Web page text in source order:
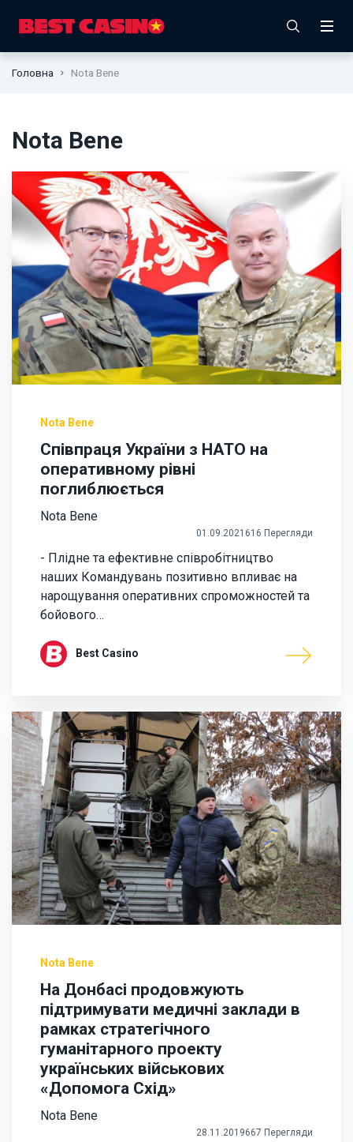
Головна Nota Bene
Nota Bene
Nota Bene
Співпраця України з НАТО на
оперативному рівні
поглиблюється
Nota Bene
01.09.2021 616 Перегляди
- Плідне та ефективне співробітництво
наших Командувань позитивно впливає на
нарощування оперативних спроможностей та
бойового…
Best Casino
Nota Bene
На Донбасі продовжують
підтримувати медичні заклади в
рамках стратегічного
гуманітарного проекту
українських військових
«Допомога Схід»
Nota Bene
28.11.2019667 Перегляди